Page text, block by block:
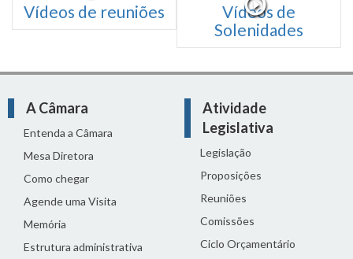
Vídeos de reuniões
Vídeos de
Solenidades
A Câmara
Entenda a Câmara
Mesa Diretora
Como chegar
Agende uma Visita
Memória
Estrutura administrativa
Atividade
Legislativa
Legislação
Proposições
Reuniões
Comissões
Ciclo Orçamentário